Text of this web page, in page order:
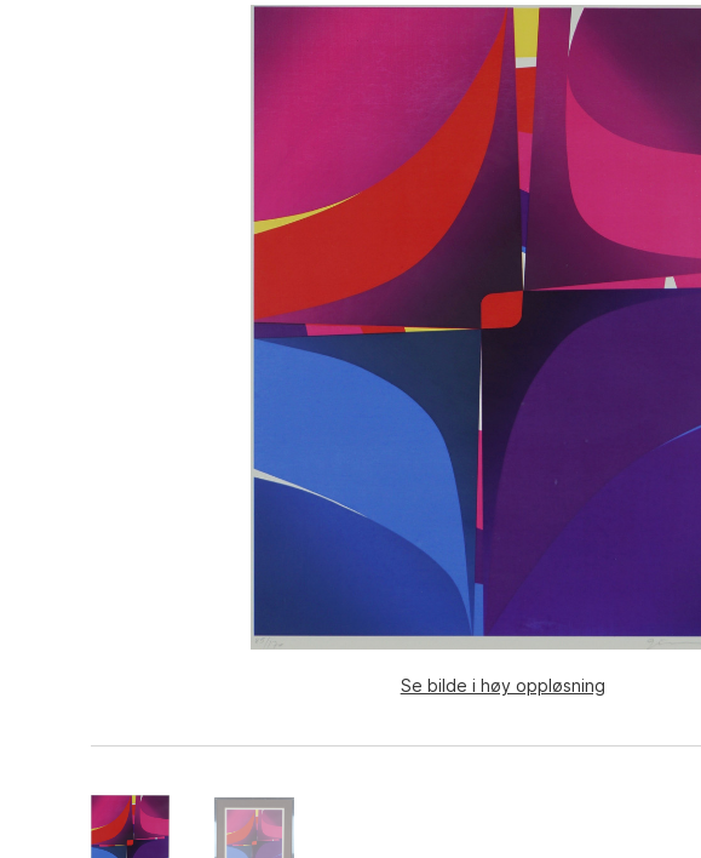
Se bilde i høy oppløsning